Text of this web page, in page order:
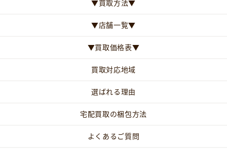
▼買取方法▼
▼店舗一覧▼
▼買取価格表▼
買取対応地域
選ばれる理由
宅配買取の梱包方法
よくあるご質問